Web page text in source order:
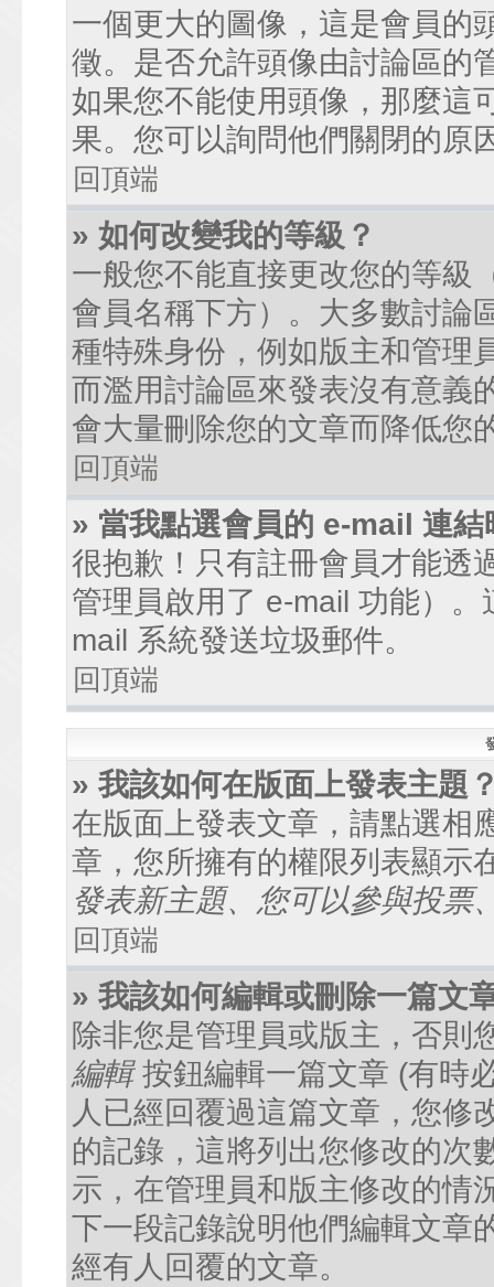
一個更大的圖像，這是會員的
徵。是否允許頭像由討論區的
如果您不能使用頭像，那麼這
果。您可以詢問他們關閉的原
回頂端
» 如何改變我的等級？
一般您不能直接更改您的等級
會員名稱下方）。大多數討論
種特殊身份，例如版主和管理
而濫用討論區來發表沒有意義
會大量刪除您的文章而降低您
回頂端
» 當我點選會員的 e-mail 連
很抱歉！只有註冊會員才能透
管理員啟用了 e-mail 功能）
mail 系統發送垃圾郵件。
回頂端
» 我該如何在版面上發表主題
在版面上發表文章，請點選相
章，您所擁有的權限列表顯示
發表新主題、您可以參與投票
回頂端
» 我該如何編輯或刪除一篇文
除非您是管理員或版主，否則
編輯按鈕編輯一篇文章 (有時
人已經回覆過這篇文章，您修
的記錄，這將列出您修改的次
示，在管理員和版主修改的情
下一段記錄說明他們編輯文章
經有人回覆的文章。